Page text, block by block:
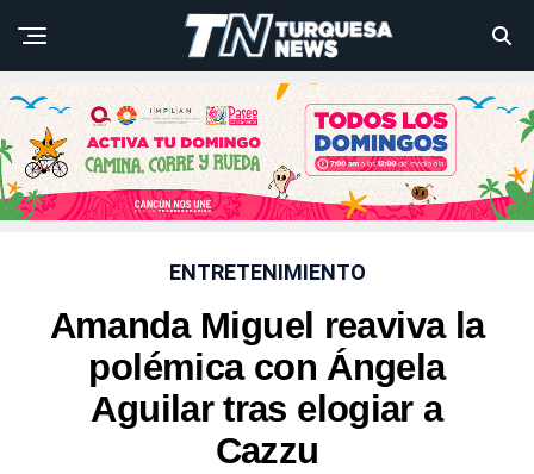
ENTRETENIMIENTO
Amanda Miguel reaviva la
polémica con Ángela
Aguilar tras elogiar a
Cazzu